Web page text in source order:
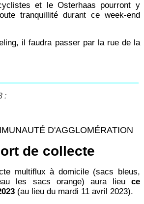
et le Osterhaas pourront y
tranquillité durant ce week-end
il faudra passer par la rue de la
:
D'AGGLOMÉRATION
de collecte
multiflux à domicile (sacs bleus,
les sacs orange) aura lieu ce
(au lieu du mardi 11 avril 2023).